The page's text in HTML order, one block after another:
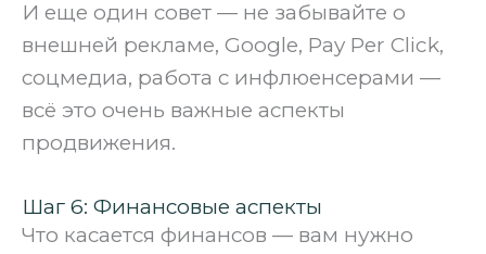
‍И еще один совет — не забывайте о
внешней рекламе, Google, Pay Per Click,
соцмедиа, работа с инфлюенсерами —
всё это очень важные аспекты
продвижения.
Шаг 6: Финансовые аспекты
Что касается финансов — вам нужно